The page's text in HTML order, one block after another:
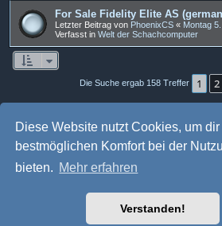
Diese Website nutzt Cookies, um dir
bestmöglichen Komfort bei der
bieten. Mehr erfahren
Verstanden!
For Sale Fidelity Elite AS
Letzter Beitrag von PhoenixCS « Montag
Verfasst in Welt der Schachcomputer
Die Suche ergab 158 Treffer 1 2
Foren-Übersicht Alle Cookies
Powered byphpBB
Style: Multi Design by Joyce&Luna
phpBB Two Factor Authentication
Datenschutz|